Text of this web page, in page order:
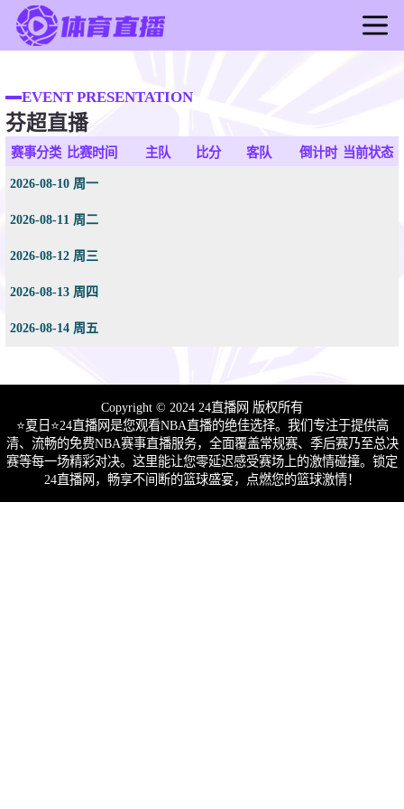
足球直播
篮球直播
足球录像
篮球新闻
EVENT PRESENTATION
芬超直播
赛事分类 比赛时间 主队 比分 客队 倒计时 当前状态
2026-08-10 周一
2026-08-11 周二
2026-08-12 周三
2026-08-13 周四
2026-08-14 周五
Copyright © 2024 24直播网 版权所有
⭐️夏日⭐24直播网是您观看NBA直播的绝佳选择。我们专注于提供高
清、流畅的免费NBA赛事直播服务，全面覆盖常规赛、季后赛乃至总决
赛等每一场精彩对决。这里能让您零延迟感受赛场上的激情碰撞。锁定
24直播网，畅享不间断的篮球盛宴，点燃您的篮球激情！